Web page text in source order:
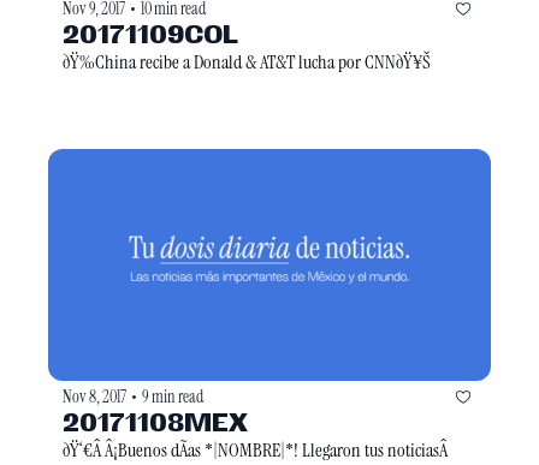
Nov 9, 2017 • 10 min read
20171109COL
ðŸ‰China recibe a Donald & AT&T lucha por CNNðŸ¥Š
Nov 8, 2017 • 9 min read
20171108MEX
ðŸ‘€Â Â¡Buenos dÃ­as *|NOMBRE|*! Llegaron tus noticiasÂ